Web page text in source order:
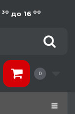
30 до 16 00
0